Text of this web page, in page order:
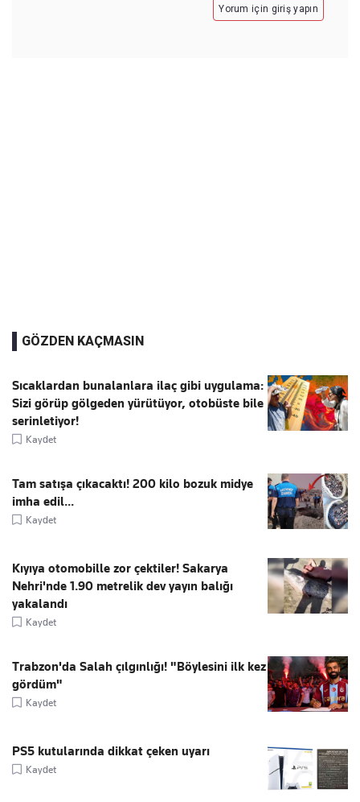
Yorum için giriş yapın
GÖZDEN KAÇMASIN
Sıcaklardan bunalanlara ilaç gibi uygulama:
Sizi görüp gölgeden yürütüyor, otobüste bile
serinletiyor!
Kaydet
Tam satışa çıkacaktı! 200 kilo bozuk midye
imha edil...
Kaydet
Kıyıya otomobille zor çektiler! Sakarya
Nehri'nde 1.90 metrelik dev yayın balığı
yakalandı
Kaydet
Trabzon'da Salah çılgınlığı! "Böylesini ilk kez
gördüm"
Kaydet
PS5 kutularında dikkat çeken uyarı
Kaydet